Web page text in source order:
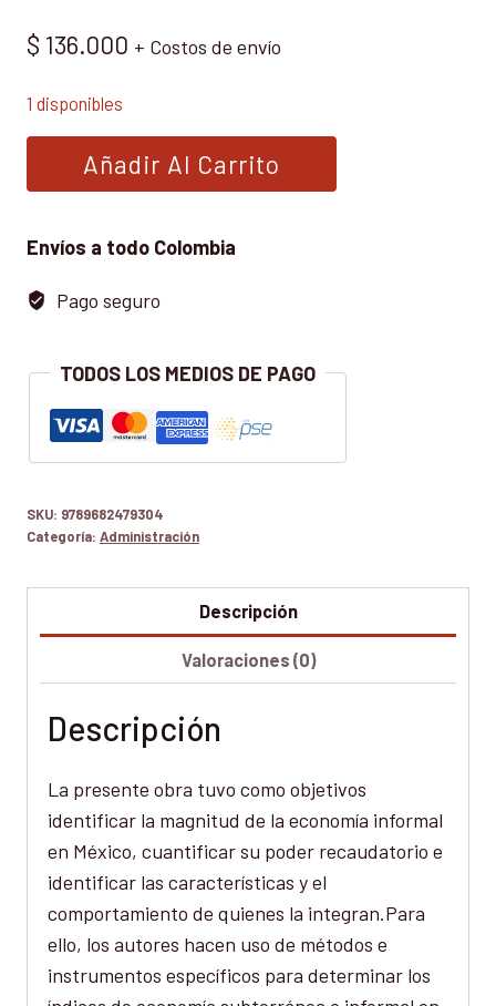
$ 136.000 + Costos de envío
1 disponibles
ECONOMÍA
ESTIMACIONES,
Y
RECAUDATORIO
Añadir Al Carrito
Envíos a todo Colombia
Pago seguro
TODOS LOS MEDIOS DE PAGO
SKU: 9789682479304
Categoría: Administración
Descripción
Valoraciones (0)
Descripción
La presente obra tuvo como objetivos
identificar la magnitud de la economía informal
en México, cuantificar su poder recaudatorio e
identificar las características y el
comportamiento de quienes la integran.Para
ello, los autores hacen uso de métodos e
instrumentos específicos para determinar los